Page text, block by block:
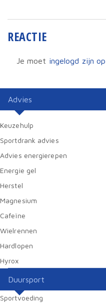
REACTIE
Je moet ingelogd zijn op
Advies
Keuzehulp
Sportdrank advies
Advies energierepen
Energie gel
Herstel
Magnesium
Cafeïne
Wielrennen
Hardlopen
Hyrox
Duursport
Sportvoeding